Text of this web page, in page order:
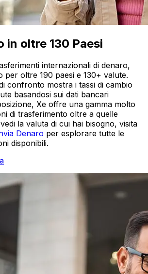
in oltre 130 Paesi
internazionali di denaro,
oltre 190 paesi e 130+ valute.
confronto mostra i tassi di cambio
basandosi sui dati bancari
Xe offre una gamma molto
di trasferimento oltre a quelle
la valuta di cui hai bisogno, visita
Denaro per esplorare tutte le
disponibili.